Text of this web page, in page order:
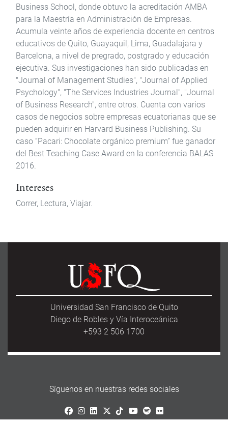
Business School, donde obtuvo la acreditación AMBA
para la Maestría en Administración de Empresas.
Acumula veinte años de experiencia docente en centros
educativos de Quito, Guayaquil, Lima, Guadalajara y
Barcelona, a nivel de pregrado, postgrado y educación
ejecutiva. Sus investigaciones han sido publicadas en
"Journal of Management Studies", "Journal of Applied
Psychology", "The Services Industries Journal", "Journal
of Business Research", entre otros. Cuenta con varios
casos de negocios sobre empresas ecuatorianas que se
pueden adquirir en Harvard Business Publishing. Su
caso “Pacari: Chocolate orgánico premium” fue ganador
del Best Teaching Case Award en la conferencia BALAS
2016.
Intereses
Correr, Lectura, Viajar.
Universidad San Francisco de Quito
Diego de Robles y Vía Interoceánica
+593 2 506 1700
Síguenos en nuestras redes sociales